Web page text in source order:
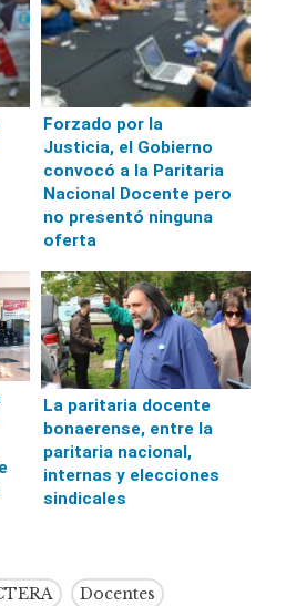
Forzado por la
Justicia, el Gobierno
convocó a la Paritaria
Nacional Docente pero
no presentó ninguna
oferta
La paritaria docente
bonaerense, entre la
paritaria nacional,
internas y elecciones
sindicales
Docentes